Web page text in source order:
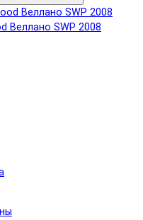
Веллано SWP 2008